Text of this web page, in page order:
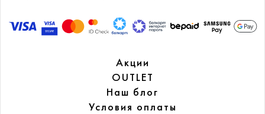
Акции
OUTLET
Наш блог
Условия оплаты